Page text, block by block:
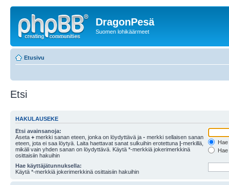
DragonPesä
Suomen lohikäärmeet
Etusivu
Etsi
HAKULAUSEKE
Etsi avainsanoja:
Aseta + merkki sanan eteen, jonka on löydyttävä ja - merkki sellaisen sanan
eteen, jota ei saa löytyä. Laita haettavat sanat sulkuihin erotettuna |-merkillä,
mikäli vain yhden sanan on löydyttävä. Käytä *-merkkiä jokerimerkkinä
osittaisiin hakuihin
Hae käyttäjätunnuksella:
Käytä *-merkkiä jokerimerkkinä osittaisiin hakuihin